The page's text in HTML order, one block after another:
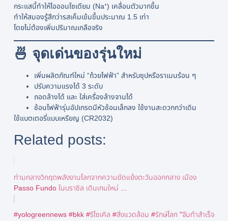
กระแสนี้ทำให้ไอออนโซเดียม (Na⁺) เคลื่อนตัวมากขึ้น
ทำให้สมองรู้สึกว่ารสเค็มเข้มขึ้นประมาณ 1.5 เท่า
โดยไม่ต้องเพิ่มปริมาณเกลือจริง
🍜 จุดเด่นของรุ่นใหม่
เพิ่มผลิตภัณฑ์ใหม่ “ถ้วยไฟฟ้า” สำหรับซุปหรือราเมนร้อน ๆ
ปรับความแรงได้ 3 ระดับ
ถอดล้างได้ และ ใส่เครื่องล้างจานได้
ช้อนไฟฟ้ารุ่นอัปเกรดมีหัวช้อนเล็กลง ใช้งานสะดวกกว่าเดิม
ใช้แบตเตอรี่แบบเหรียญ (CR2032)
Related posts:
ท่ามกลางวิกฤตพลังงานโลกจากความขัดแย้งตะวันออกกลาง เมือง
Passo Fundo ในบราซิล เดินเกมใหม่ ...
#yologreennews #bkk #รีไซเคิล #สิ่งแวดล้อม #รักษ์โลก "จีนทำสำเร็จ